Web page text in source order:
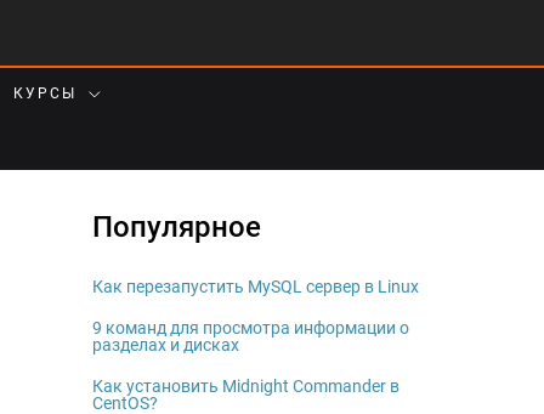
КУРСЫ
Популярное
Как перезапустить MySQL сервер в Linux
9 команд для просмотра информации о
разделах и дисках
Как установить Midnight Commander в
CentOS?